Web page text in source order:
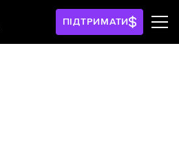
ПІДТРИМАТИ